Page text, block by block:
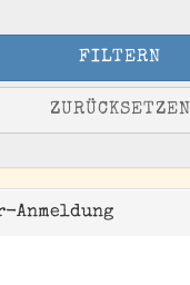
FILTERN
ZURÜCKSETZEN
Anmeldung